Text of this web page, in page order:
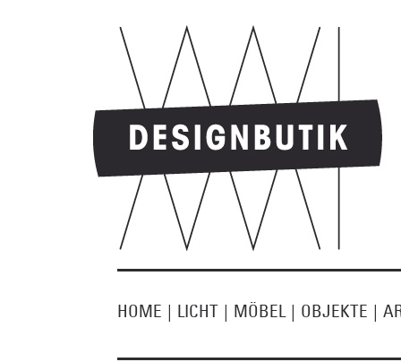
HOME | LICHT | MÖBEL | OBJEKTE |